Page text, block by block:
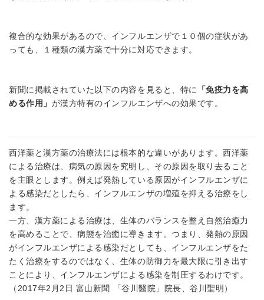
複合的な効果があるので、インフルエンザで１０個の症状があ
っても、１種類の漢方薬で十分に対応できます。
新聞に掲載されていた以下の内容を見ると、特に
「免疫力を高
める作用」 が漢方特有のインフルエンザへの効果です。
西洋薬と漢方薬の治療法には根本的な違いがあります。西洋薬
による治療は、病気の原因を究明し、その原因を取り去ること
を主眼とします。例えば発熱している原因がインフルエンザに
よる感染だとしたら、インフルエンザの増殖を抑える治療をし
ます。
一方、漢方薬による治療は、生体のバランスを整え自然治癒力
を高めることで、病態を治癒に導きます。つまり、発熱の原因
がインフルエンザによる感染だとしても、インフルエンザをた
たく治療をするのではなく、生体の防御力を最大限に引き出す
ことにより、インフルエンザによる感染を制圧するわけです。
（2017年2月2日 富山新聞 「谷川醫院」院長、谷川聖明）